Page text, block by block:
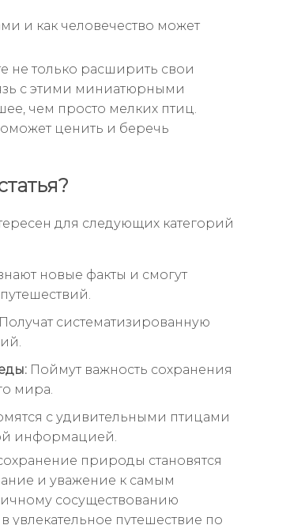
и как человечество может
не только расширить свои
с этими миниатюрными
чем просто мелких птиц.
ценить и беречь
для следующих категорий
новые факты и смогут
Получат систематизированную
Поймут важность сохранения
мира.
с удивительными птицами
информацией.
природы становятся
и уважение к самым
сосуществованию
путешествие по